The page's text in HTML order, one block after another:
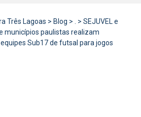
Três Lagoas > Blog > . > SEJUVEL e
municípios paulistas realizam
Sub17 de futsal para jogos